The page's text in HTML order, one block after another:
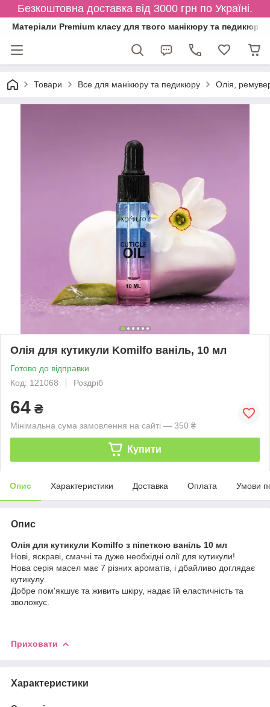
Безкоштовна доставка від 3000 грн по Україні.
Матеріали Premium класу для твого манікюру та педикюру
Товари Все для манікюру та педикюру Олія,
Олія для кутикули Komilfo ваніль, 10 мл
Готово до відправки
Код: 121068
Роздріб
64 ₴
Мінімальна сума замовлення на сайті — 350 ₴
Купити
Опис Характеристики Доставка Оплата Умови
Опис
Олія для кутикули Komilfo з піпеткою ваніль 10 мл
Нові, яскраві, смачні та дуже необхідні олії для кутикули!
Нова серія масел має 7 різних ароматів, і дбайливо доглядає
кутикулу.
Добре пом'якшує та живить шкіру, надає їй еластичність та
зволожує.
Приховати
Характеристики